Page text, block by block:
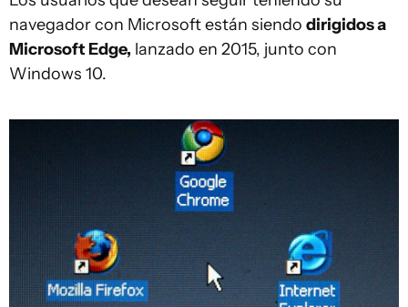
navegador con Microsoft están siendo dirigidos a
Microsoft Edge, lanzado en 2015, junto con
Windows 10.